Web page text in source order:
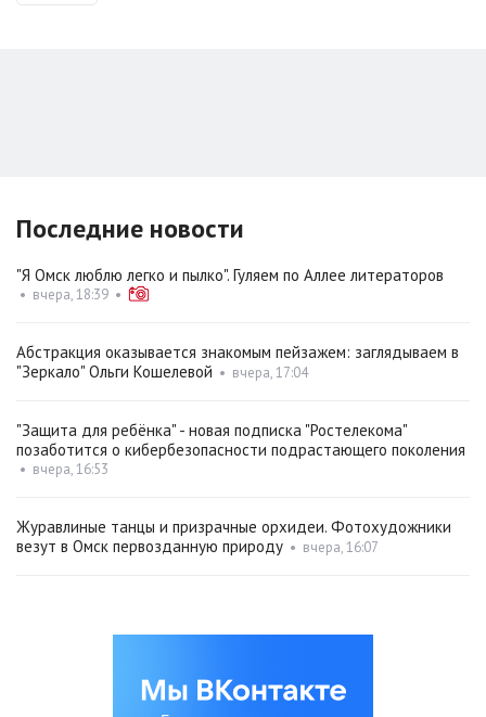
Последние новости
"Я Омск люблю легко и пылко". Гуляем по Аллее литераторов
• вчера, 18:39 •
Абстракция оказывается знакомым пейзажем: заглядываем в
"Зеркало" Ольги Кошелевой • вчера, 17:04
"Защита для ребёнка" - новая подписка "Ростелекома"
позаботится о кибербезопасности подрастающего поколения
• вчера, 16:53
Журавлиные танцы и призрачные орхидеи. Фотохудожники
везут в Омск первозданную природу • вчера, 16:07